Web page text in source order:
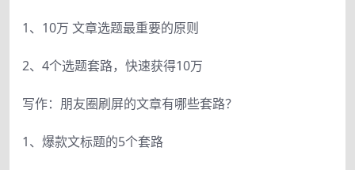
1、10万 文章选题最重要的原则
2、4个选题套路，快速获得10万
写作：朋友圈刷屏的文章有哪些套路？
1、爆款文标题的5个套路